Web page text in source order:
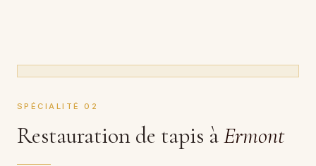
SPÉCIALITÉ 02
Restauration de tapis àErmont